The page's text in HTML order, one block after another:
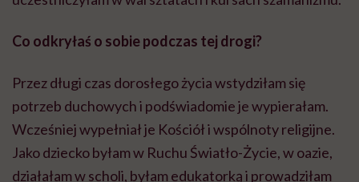
Co odkryłaś o sobie podczas tej drogi?
Przez długi czas dorosłego życia wstydziłam się
potrzeb duchowych i podświadomie je wypierałam.
Wcześniej wypełniał je Kościół i wspólnoty religijne.
Jako dziecko byłam w Ruchu Światło-Życie, w oazie,
działałam w scholi, byłam edukatorką i prowadziłam